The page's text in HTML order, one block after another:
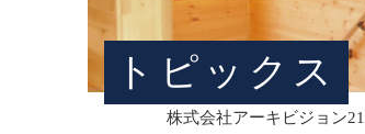
トピックス
株式会社アーキビジョン21